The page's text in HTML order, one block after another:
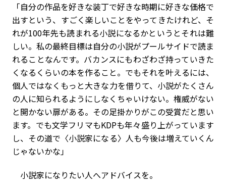
「自分の作品を好きな装丁で好きな時期に好きな価格で
出すという、すごく楽しいことをやってきたけれど、そ
れが100年先も読まれる小説になるかというとそれは難
しい。私の最終目標は自分の小説がプールサイドで読ま
れることなんです。バカンスにもわざわざ持っていきた
くなるくらいの本を作ること。でもそれを叶えるには、
個人ではなくもっと大きな力を借りて、小説がたくさん
の人に知られるようにしなくちゃいけない。権威がない
と開かない扉がある。その足掛かりがこの受賞だと思い
ます。でも文学フリマもKDPも年々盛り上がっています
し、その道で〈小説家になる〉人も今後は増えていくん
じゃないかな」
小説家になりたい人へアドバイスを。